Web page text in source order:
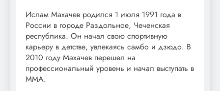
Ислам Махачев родился 1 июля 1991 года в
России в городе Раздольное, Чеченская
республика. Он начал свою спортивную
карьеру в детстве, увлекаясь самбо и дзюдо. В
2010 году Махачев перешел на
профессиональный уровень и начал выступать в
ММА.